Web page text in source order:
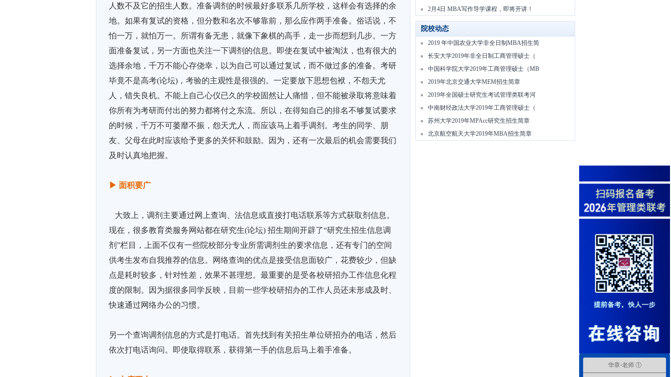
人数不及它的招生人数。准备调剂的时候最好多联系几所学校，这样会有选择的余
地。如果有复试的资格，但分数和名次不够靠前，那么应作两手准备。俗话说，不
怕一万，就怕万一。所谓有备无患，就像下象棋的高手，走一步而想到几步。一方
面准备复试，另一方面也关注一下调剂的信息。即使在复试中被淘汰，也有很大的
选择余地，千万不能心存侥幸，以为自己可以通过复试，而不做过多的准备。考研
毕竟不是高考(论坛)，考验的主观性是很强的。一定要放下思想包袱，不怨天尤
人，错失良机。不能上自己心仪已久的学校固然让人痛惜，但不能被录取将意味着
你所有为考研而付出的努力都将付之东流。所以，在得知自己的排名不够复试要求
的时候，千万不可萎靡不振，怨天尤人，而应该马上着手调剂。考生的同学、朋
友、父母在此时应该给予更多的关怀和鼓励。因为，还有一次最后的机会需要我们
及时认真地把握。
▶ 面积要广
大致上，调剂主要通过网上查询、法信息或直接打电话联系等方式获取剂信息。
现在，很多教育类服务网站都在研究生(论坛) 招生期间开辟了“研究生招生信息调
剂”栏目，上面不仅有一些院校部分专业所需调剂生的要求信息，还有专门的空间
供考生发布自我推荐的信息。网络查询的优点是接受信息面较广，花费较少，但缺
点是耗时较多，针对性差，效果不甚理想。最重要的是受各校研招办工作信息化程
度的限制。因为据很多同学反映，目前一些学校研招办的工作人员还未形成及时、
快速通过网络办公的习惯。
另一个查询调剂信息的方式是打电话。首先找到有关招生单位研招办的电话，然后
依次打电话询问。即使取得联系，获得第一手的信息后马上着手准备。
2月4日 MBA写作导学课程，即将开讲！
院校动态
2019 年中国农业大学非全日制MBA招生简
长安大学2019年非全日制工商管理硕士（
中国科学院大学2019年工商管理硕士（MB
2019年北京交通大学MEM招生简章
2019年全国硕士研究生考试管理类联考河
中南财经政法大学2019年工商管理硕士（
苏州大学2019年MPAcc研究生招生简章
北京航空航天大学2019年MBA招生简章
华章-老师 ①